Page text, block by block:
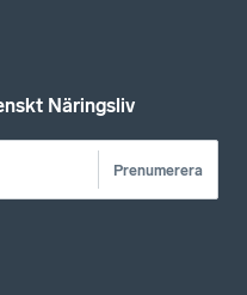
Näringsliv
Prenumerera